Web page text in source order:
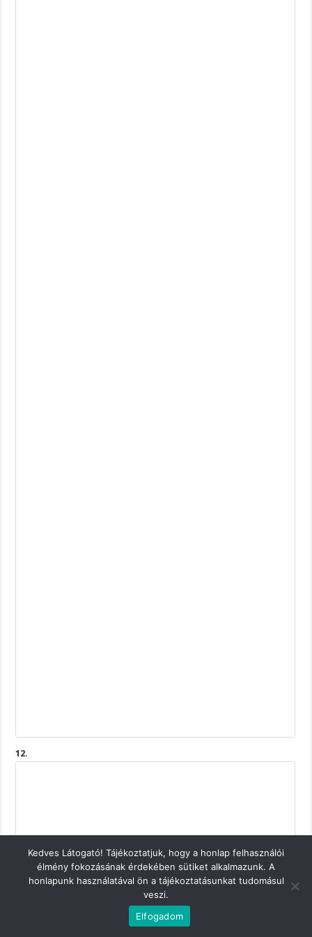
12.
Kedves Látogató! Tájékoztatjuk, hogy a honlap felhasználói
élmény fokozásának érdekében sütiket alkalmazunk. A
honlapunk használatával ön a tájékoztatásunkat tudomásul
veszi.
Elfogadom